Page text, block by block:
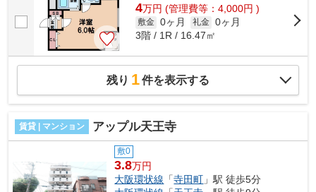
4万円 (管理費等：4,000円 )
敷金 0ヶ月 礼金 0ヶ月
3階 / 1R / 16.47㎡
残り 1件を表示する
賃貸 | マンション アップル天王寺
敷0
3.8万円
大阪環状線 「寺田町 」駅 徒歩5分